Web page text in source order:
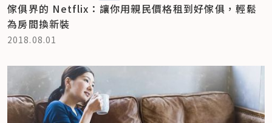
傢俱界的 Netflix：讓你用親民價格租到好傢俱，輕鬆
為房間換新裝
2018.08.01